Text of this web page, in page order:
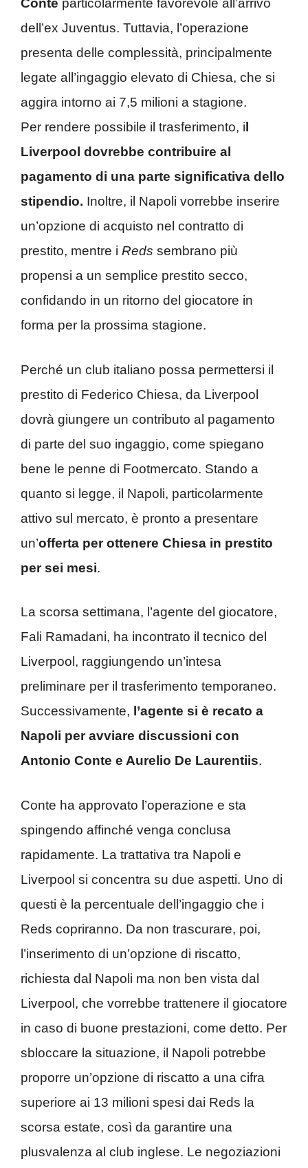
Conte particolarmente favorevole all’arrivo
dell’ex Juventus. Tuttavia, l’operazione
presenta delle complessità, principalmente
legate all’ingaggio elevato di Chiesa, che si
aggira intorno ai 7,5 milioni a stagione.
Per rendere possibile il trasferimento, i
Liverpool dovrebbe contribuire al
pagamento di una parte significativa dello
stipendio. Inoltre, il Napoli vorrebbe inserire
un’opzione di acquisto nel contratto di
prestito, mentre i Reds sembrano più
propensi a un semplice prestito secco,
confidando in un ritorno del giocatore in
forma per la prossima stagione.
Perché un club italiano possa permettersi il
prestito di Federico Chiesa, da Liverpool
dovrà giungere un contributo al pagamento
di parte del suo ingaggio, come spiegano
bene le penne di Footmercato. Stando a
quanto si legge, il Napoli, particolarmente
attivo sul mercato, è pronto a presentare
un’offerta per ottenere Chiesa in prestito
per sei mesi.
La scorsa settimana, l’agente del giocatore,
Fali Ramadani, ha incontrato il tecnico del
Liverpool, raggiungendo un’intesa
preliminare per il trasferimento temporaneo.
Successivamente, l’agente si è recato a
Napoli per avviare discussioni con
Antonio Conte e Aurelio De Laurentiis.
Conte ha approvato l’operazione e sta
spingendo affinché venga conclusa
rapidamente. La trattativa tra Napoli e
Liverpool si concentra su due aspetti. Uno di
questi è la percentuale dell’ingaggio che i
Reds copriranno. Da non trascurare, poi,
l’inserimento di un’opzione di riscatto,
richiesta dal Napoli ma non ben vista dal
Liverpool, che vorrebbe trattenere il giocatore
in caso di buone prestazioni, come detto. Per
sbloccare la situazione, il Napoli potrebbe
proporre un’opzione di riscatto a una cifra
superiore ai 13 milioni spesi dai Reds la
scorsa estate, così da garantire una
plusvalenza al club inglese. Le negoziazioni